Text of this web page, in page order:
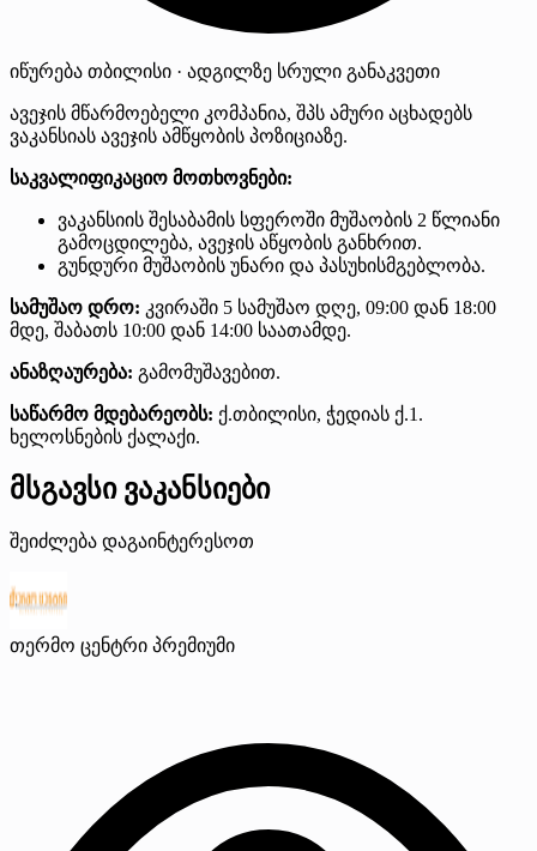
იწურება თბილისი · ადგილზე სრული განაკვეთი
ავეჯის მწარმოებელი კომპანია, შპს ამური აცხადებს
ვაკანსიას ავეჯის ამწყობის პოზიციაზე.
საკვალიფიკაციო მოთხოვნები:
ვაკანსიის შესაბამის სფეროში მუშაობის 2 წლიანი
გამოცდილება, ავეჯის აწყობის განხრით.
გუნდური მუშაობის უნარი და პასუხისმგებლობა.
სამუშაო დრო: კვირაში 5 სამუშაო დღე, 09:00 დან 18:00
მდე, შაბათს 10:00 დან 14:00 საათამდე.
ანაზღაურება: გამომუშავებით.
საწარმო მდებარეობს: ქ.თბილისი, ჭედიას ქ.1.
ხელოსნების ქალაქი.
მსგავსი ვაკანსიები
შეიძლება დაგაინტერესოთ
თერმო ცენტრი პრემიუმი